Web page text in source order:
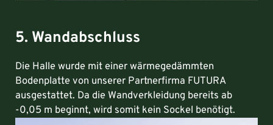
5. Wandabschluss
Die Halle wurde mit einer wärmegedämmten
Bodenplatte von unserer Partnerfirma FUTURA
ausgestattet. Da die Wandverkleidung bereits ab
-0,05 m beginnt, wird somit kein Sockel benötigt.